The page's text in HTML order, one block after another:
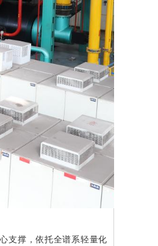
支撑，依托全谱系轻量化